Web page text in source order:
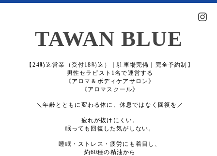
TAWAN BLUE
【24時迄営業（受付18時迄）｜駐車場完備｜完全予約制】
男性セラピスト1名で運営する
《アロマ＆ボディケアサロン》
《アロマスクール》
＼年齢とともに変わる体に、休息ではなく回復を／
疲れが抜けにくい。
眠っても回復した気がしない。
睡眠・ストレス・疲労にも着目し、
約60種の精油から